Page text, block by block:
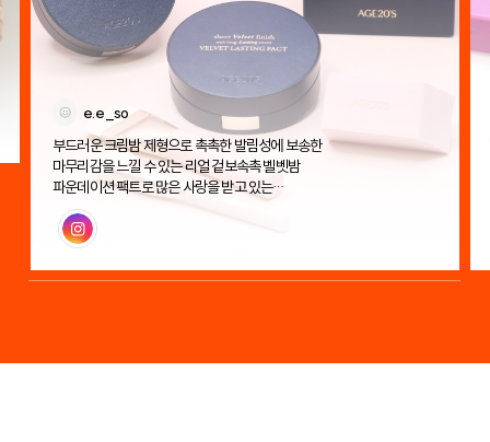
e.e_so
부드러운 크림밤 제형으로 촉촉한 발림성에 보송한
마무리감을 느낄 수 있는 리얼 겉보속촉 벨벳밤
파운데이션 팩트로 많은 사랑을 받고 있는
에이지투웨니스 벨벳 래스팅 팩트!
인스타그램